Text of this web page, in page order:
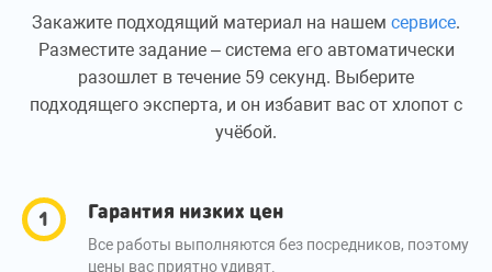
Закажите подходящий материал на нашем сервисе.
Разместите задание – система его автоматически
разошлет в течение 59 секунд. Выберите
подходящего эксперта, и он избавит вас от хлопот с
учёбой.
Гарантия низких цен
Все работы выполняются без посредников, поэтому
цены вас приятно удивят.